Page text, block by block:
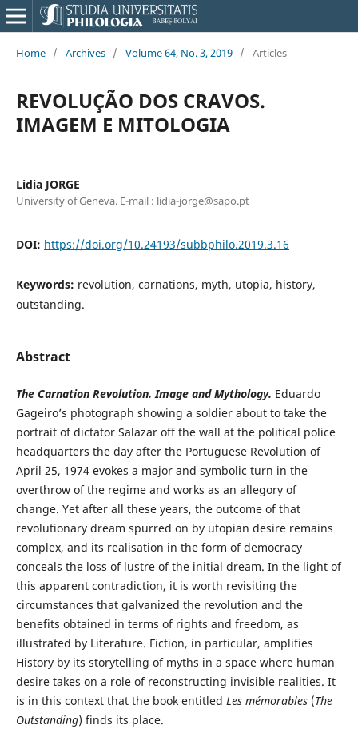
Home / Archives / Volume 64, No. 3, 2019 / Articles
REVOLUÇÃO DOS CRAVOS.
IMAGEM E MITOLOGIA
Lidia JORGE
University of Geneva. E-mail : lidia-jorge@sapo.pt
DOI: https://doi.org/10.24193/subbphilo.2019.3.16
Keywords: revolution, carnations, myth, utopia, history,
outstanding.
Abstract
The Carnation Revolution.Image and Mythology. Eduardo
Gageiro’s photograph showing a soldier about to take the
portrait of dictator Salazar off the wall at the political police
headquarters the day after the Portuguese Revolution of
April 25, 1974 evokes a major and symbolic turn in the
overthrow of the regime and works as an allegory of
change. Yet after all these years, the outcome of that
revolutionary dream spurred on by utopian desire remains
complex, and its realisation in the form of democracy
conceals the loss of lustre of the initial dream. In the light of
this apparent contradiction, it is worth revisiting the
circumstances that galvanized the revolution and the
benefits obtained in terms of rights and freedom, as
illustrated by Literature. Fiction, in particular, amplifies
History by its storytelling of myths in a space where human
desire takes on a role of reconstructing invisible realities. It
is in this context that the book entitled Les mémorables(The
Outstanding) finds its place.